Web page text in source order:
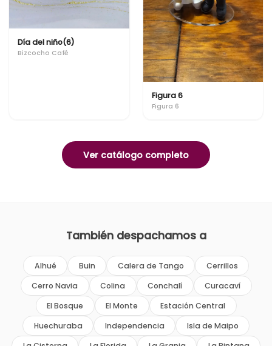
Día del niño(6)
Bizcocho Café
Figura 6
Figura 6
Ver catálogo completo
También despachamos a
Alhué Buin Calera de Tango
Cerrillos
Cerro Navia
Colina Conchalí
Curacaví
El Bosque
El Monte
Estación Central
Huechuraba
Independencia
Isla de Maipo